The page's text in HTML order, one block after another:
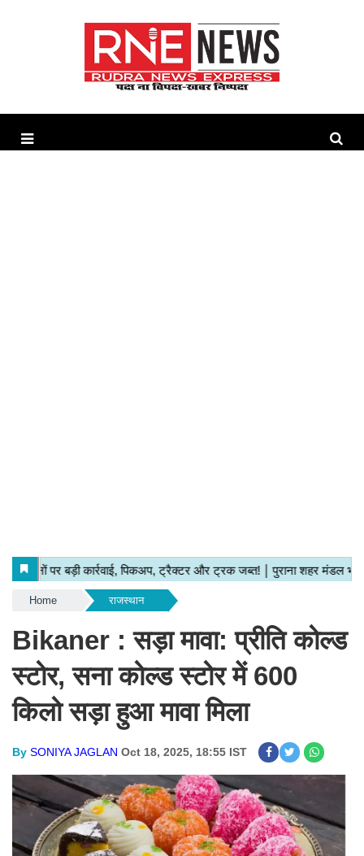
Home राजस्थान
Bikaner : सड़ा मावा: प्रीति कोल्ड
स्टोर, सना कोल्ड स्टोर में 600
किलो सड़ा हुआ मावा मिला
By SONIYA JAGLAN Oct 18, 2025, 18:55 IST